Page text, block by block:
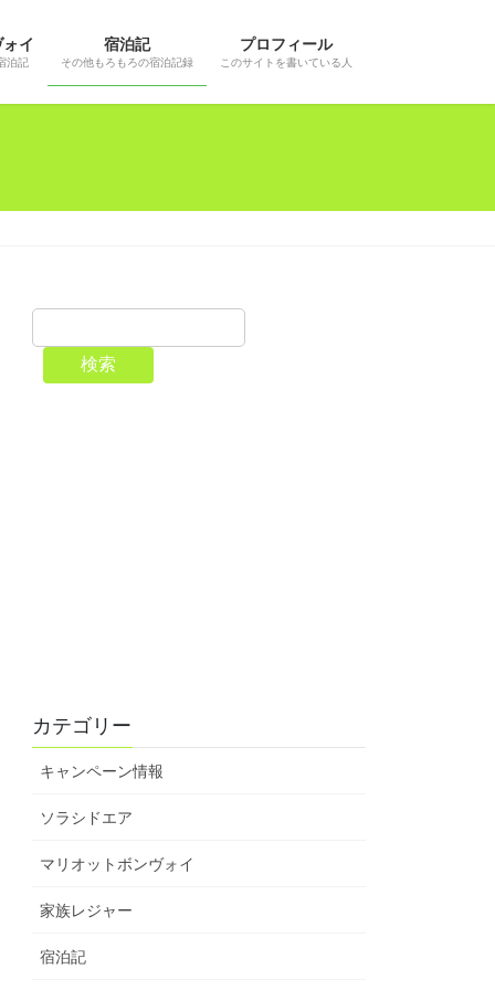
イ
泊記
宿泊記
その他もろもろの宿泊記録
プロフィール
このサイトを書いている人
検索
カテゴリー
キャンペーン情報
ソラシドエア
マリオットボンヴォイ
家族レジャー
宿泊記